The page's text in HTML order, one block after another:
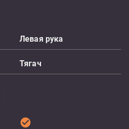
Левая рука
Тягач
check_circle